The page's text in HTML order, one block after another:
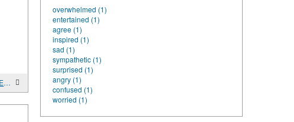
JEFFREY EPSTEIN: EINE CHRONOLOGISCHE BIOGRAFIE VON MACHT, REICHTUM UND STRAFFREITHEIT
overwhelmed (1)
entertained (1)
agree (1)
inspired (1)
sad (1)
sympathetic (1)
surprised (1)
angry (1)
confused (1)
worried (1)